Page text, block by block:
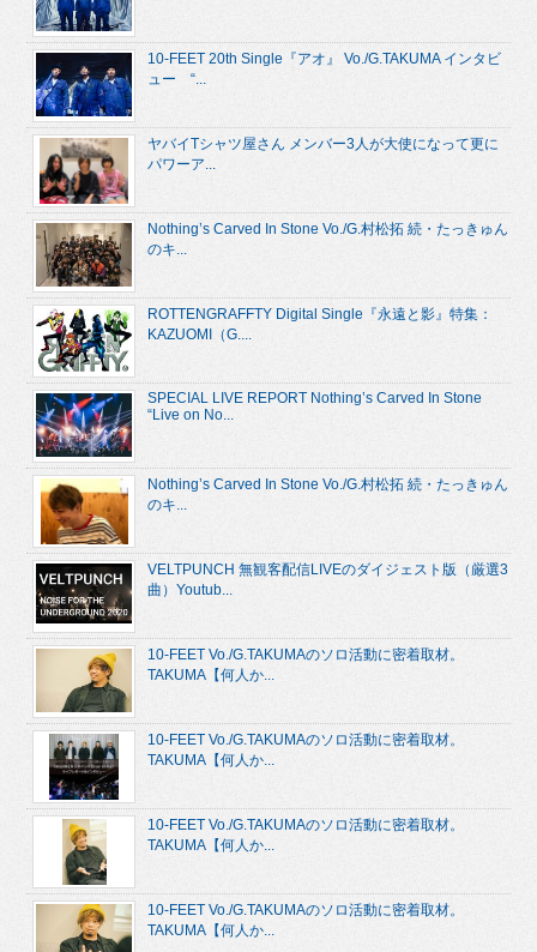
10-FEET 20th Single『アオ』 Vo./G.TAKUMA インタビ
ュー “...
ヤバイTシャツ屋さん メンバー3人が大使になって更に
パワーア...
Nothing’s Carved In Stone Vo./G.村松拓 続・たっきゅん
のキ...
ROTTENGRAFFTY Digital Single『永遠と影』特集：
KAZUOMI（G....
SPECIAL LIVE REPORT Nothing’s Carved In Stone
“Live on No...
Nothing’s Carved In Stone Vo./G.村松拓 続・たっきゅん
のキ...
VELTPUNCH 無観客配信LIVEのダイジェスト版（厳選3
曲）Youtub...
10-FEET Vo./G.TAKUMAのソロ活動に密着取材。
TAKUMA【何人か...
10-FEET Vo./G.TAKUMAのソロ活動に密着取材。
TAKUMA【何人か...
10-FEET Vo./G.TAKUMAのソロ活動に密着取材。
TAKUMA【何人か...
10-FEET Vo./G.TAKUMAのソロ活動に密着取材。
TAKUMA【何人か...